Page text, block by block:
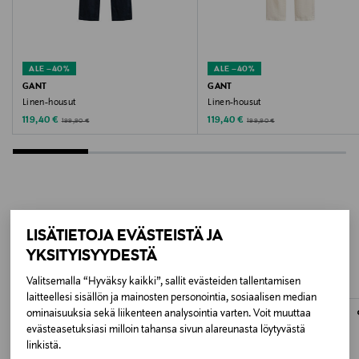
LISÄTIETOJA EVÄSTEISTÄ JA
YKSITYISYYDESTÄ
Valitsemalla “Hyväksy kaikki”, sallit evästeiden tallentamisen
laitteellesi sisällön ja mainosten personointia, sosiaalisen median
ominaisuuksia sekä liikenteen analysointia varten. Voit muuttaa
evästeasetuksiasi milloin tahansa sivun alareunasta löytyvästä
linkistä.
Valmistajan tuotenumero
Valmistaja
Hugo Boss AG
Valmistajan osoite
Digitaalinen osoite
info@hugoboss.com
Avainsanat
HUGO, housut, miesten housut, vaatteet, alaosat,
vapaa-aika
ALE –40%
GANT
Linen-housut
Discounted Price
119,40 € Original Price
199,90 €
ALE –40%
GANT
Linen-housut
Discounted Price
119,40 € Original Price
199,90 €
LISÄÄ KIINNOSTAVIA
TUOTTEITA